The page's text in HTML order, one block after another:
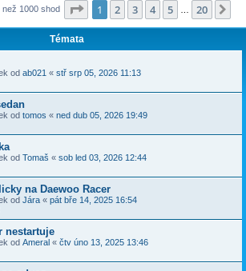
1000 shod Stránka z 20
1 2 3 4 5 20
Témata
od ab021 « stř srp 05, 2026 11:13
od tomos « ned dub 05, 2026 19:49
od Tomaš « sob led 03, 2026 12:44
na Daewoo Racer
od Jára « pát bře 14, 2025 16:54
nestartuje
od Ameral « čtv úno 13, 2025 13:46